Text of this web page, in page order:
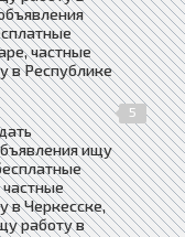
частные
в Республике
5
ищу
в Черкесске,
работу в